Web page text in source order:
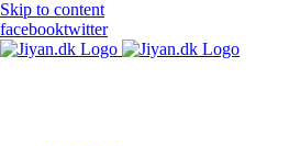
Skip to content
facebooktwitter